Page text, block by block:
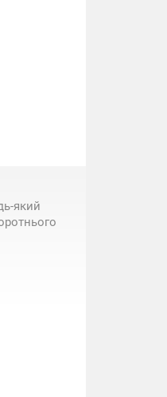
який